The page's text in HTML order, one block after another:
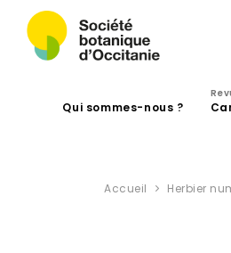
Qui sommes-nous ?
Accueil Herbier